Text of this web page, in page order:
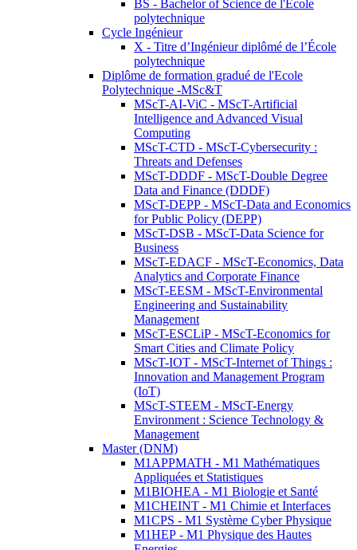
BS - Bachelor of Science de l'Ecole
polytechnique
Cycle Ingénieur
X - Titre d’Ingénieur diplômé de l’École
polytechnique
Diplôme de formation gradué de l'Ecole
Polytechnique -MSc&T
MScT-AI-ViC - MScT-Artificial
Intelligence and Advanced Visual
Computing
MScT-CTD - MScT-Cybersecurity :
Threats and Defenses
MScT-DDDF - MScT-Double Degree
Data and Finance (DDDF)
MScT-DEPP - MScT-Data and Economics
for Public Policy (DEPP)
MScT-DSB - MScT-Data Science for
Business
MScT-EDACF - MScT-Economics, Data
Analytics and Corporate Finance
MScT-EESM - MScT-Environmental
Engineering and Sustainability
Management
MScT-ESCLiP - MScT-Economics for
Smart Cities and Climate Policy
MScT-IOT - MScT-Internet of Things :
Innovation and Management Program
(IoT)
MScT-STEEM - MScT-Energy
Environment : Science Technology &
Management
Master (DNM)
M1APPMATH - M1 Mathématiques
Appliquées et Statistiques
M1BIOHEA - M1 Biologie et Santé
M1CHEINT - M1 Chimie et Interfaces
M1CPS - M1 Système Cyber Physique
M1HEP - M1 Physique des Hautes